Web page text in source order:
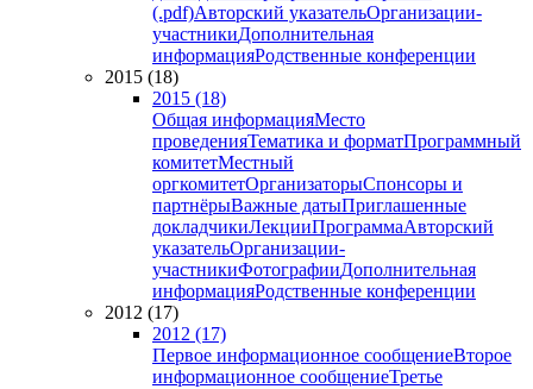
(.pdf)Авторский указательОрганизации-
участникиДополнительная
информацияРодственные конференции
2015 (18)
2015 (18)
Общая информацияМесто
проведенияТематика и форматПрограммный
комитетМестный
оргкомитетОрганизаторыСпонсоры и
партнёрыВажные датыПриглашенные
докладчикиЛекцииПрограммаАвторский
указательОрганизации-
участникиФотографииДополнительная
информацияРодственные конференции
2012 (17)
2012 (17)
Первое информационное сообщениеВторое
информационное сообщениеТретье